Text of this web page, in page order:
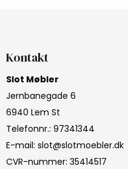
Kontakt
Slot Møbler
Jernbanegade 6
6940 Lem St
Telefonnr.: 97341344
E-mail: slot@slotmoebler.dk
CVR-nummer: 35414517